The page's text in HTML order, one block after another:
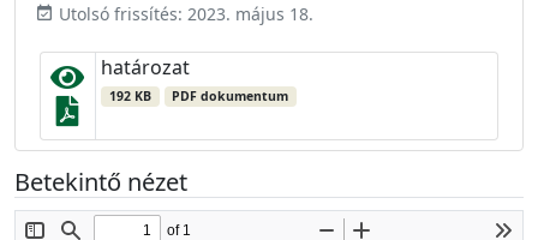
event_available Utolsó frissítés: 2023. május 18.
határozat
192 KB PDF dokumentum
Betekintő nézet